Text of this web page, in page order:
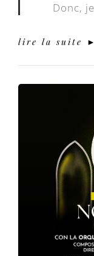
Donc,
lire la suite ►